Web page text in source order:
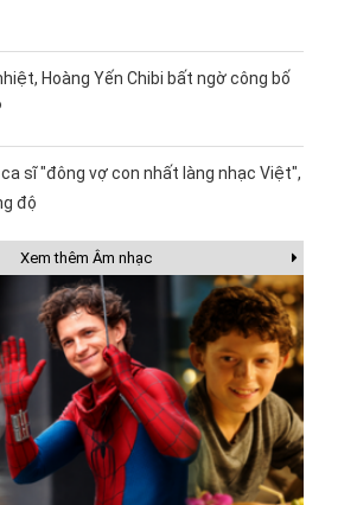
Hoàng Yến Chibi bất ngờ công bố
sĩ "đông vợ con nhất làng nhạc Việt",
độ
Xem thêm Âm nhạc